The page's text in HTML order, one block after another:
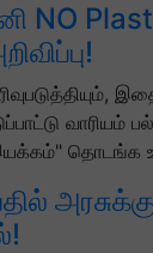
NO
வாரியம்
தொடங்க